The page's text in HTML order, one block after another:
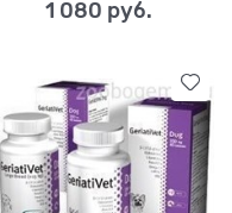
1 080 руб.